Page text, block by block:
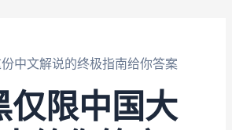
中文解说的终极指南给你答案
仅限中国大